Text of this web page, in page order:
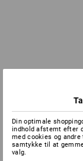
Din optimale
indhold afstemt efter
med cookies og
samtykke til at
valg.